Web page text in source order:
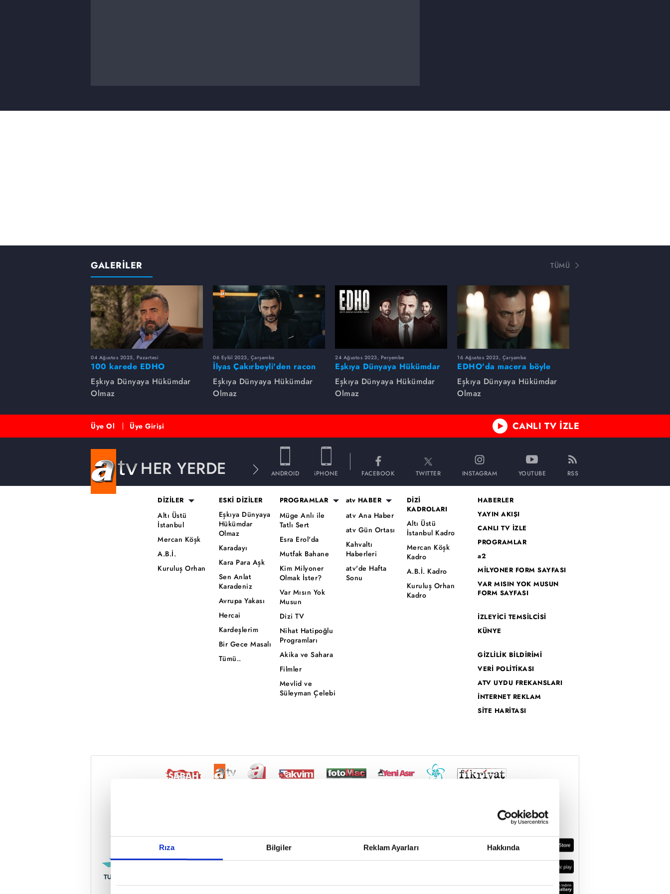
Rıza Bilgiler Reklam Ayarları Hakkında
Reddet
GALERİLER TÜMÜ
04 Ağustos 2025, Pazartesi
100 karede EDHO
Eşkıya Dünyaya Hükümdar
Olmaz
06 Eylül 2023, Çarşamba
İlyas Çakırbeyli'den racon
dersleri!
Eşkıya Dünyaya Hükümdar
Olmaz
24 Ağustos 2023, Perşembe
Eşkıya Dünyaya Hükümdar
Olmaz dizsinin en çok
izlenen sahneleri
Eşkıya Dünyaya Hükümdar
Olmaz
16 Ağustos 2023, Çarşamba
EDHO'da macera böyle
başlamıştı...
Eşkıya Dünyaya Hükümdar
Olmaz
Üye Ol Üye Girişi CANLI TV İZLE
HER YERDE ANDROID iPHONE FACEBOOK TWITTER INSTAGRAM YOUTUBE RSS
DİZİLER
Altı Üstü
İstanbul
Mercan Köşk
A.B.İ.
Kuruluş Orhan
ESKİ DİZİLER
Eşkıya Dünyaya
Hükümdar
Olmaz
Karadayı
Kara Para Aşk
Sen Anlat
Karadeniz
Avrupa Yakası
Hercai
Kardeşlerim
Bir Gece Masalı
Tümü..
PROGRAMLAR
Müge Anlı ile
Tatlı Sert
Esra Erol'da
Mutfak Bahane
Kim Milyoner
Olmak İster?
Var Mısın Yok
Musun
Dizi TV
Nihat Hatipoğlu
Programları
Akika ve Sahara
Filmler
Mevlid ve
Süleyman Çelebi
atv HABER
atv Ana Haber
atv Gün Ortası
Kahvaltı
Haberleri
atv'de Hafta
Sonu
DİZİ
KADROLARI
Altı Üstü
İstanbul Kadro
Mercan Köşk
Kadro
A.B.İ. Kadro
Kuruluş Orhan
Kadro
HABERLER
YAYIN AKIŞI
CANLI TV İZLE
PROGRAMLAR
a2
MİLYONER FORM SAYFASI
VAR MISIN YOK MUSUN
FORM SAYFASI
İZLEYİCİ TEMSİLCİSİ
KÜNYE
GİZLİLİK BİLDİRİMİ
VERİ POLİTİKASI
ATV UYDU FREKANSLARI
İNTERNET REKLAM
SİTE HARİTASI